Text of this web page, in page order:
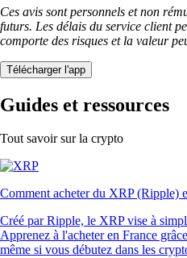
Ces avis sont personnels et non
futurs. Les délais du service client
comporte des risques et la valeur
Télécharger l'app
Guides et ressources
Tout savoir sur la crypto
Comment acheter du XRP (Ripple)
Créé par Ripple, le XRP vise à
Apprenez à l'acheter en France
même si vous débutez dans les